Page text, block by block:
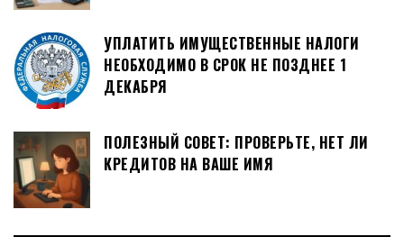
УПЛАТИТЬ ИМУЩЕСТВЕННЫЕ НАЛОГИ
НЕОБХОДИМО В СРОК НЕ ПОЗДНЕЕ 1
ДЕКАБРЯ
ПОЛЕЗНЫЙ СОВЕТ: ПРОВЕРЬТЕ, НЕТ ЛИ
КРЕДИТОВ НА ВАШЕ ИМЯ